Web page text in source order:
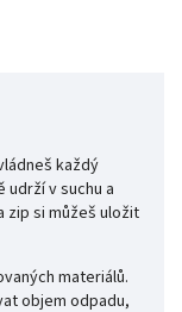
každý
udrží v suchu a
zip si můžeš uložit
materiálů.
objem odpadu,